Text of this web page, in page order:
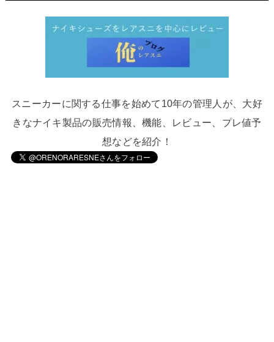
スニーカーに関する仕事を始めて10年の管理人が、大好
きなナイキ製品の販売情報、機能、レビュー、プレ値予
想などを紹介！